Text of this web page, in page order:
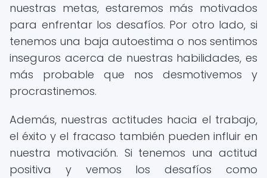
nuestras metas, estaremos más motivados
para enfrentar los desafíos. Por otro lado, si
tenemos una baja autoestima o nos sentimos
inseguros acerca de nuestras habilidades, es
más probable que nos desmotivemos y
procrastinemos.
Además, nuestras actitudes hacia el trabajo,
el éxito y el fracaso también pueden influir en
nuestra motivación. Si tenemos una actitud
positiva y vemos los desafíos como